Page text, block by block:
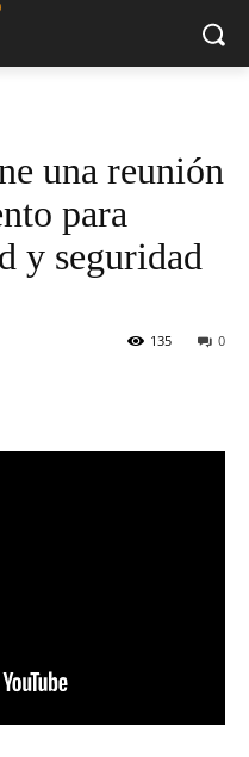
una reunión
para
y seguridad
0
135